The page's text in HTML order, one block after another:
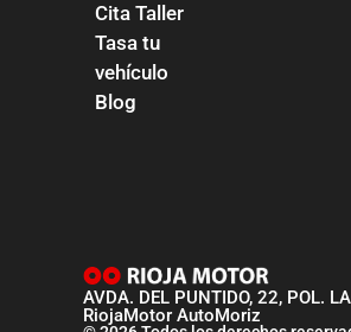
Cita Taller
Tasa tu
vehículo
Blog
AVDA. DEL PUNTIDO, 22, POL.
RiojaMotor AutoMoriz